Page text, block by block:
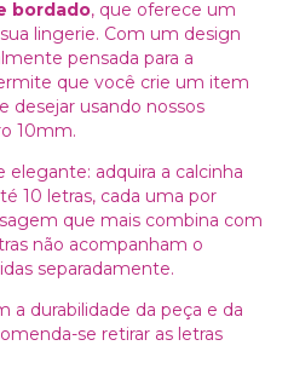
bordado, que oferece um
lingerie. Com um design
pensada para a
que você crie um item
desejar usando nossos
10mm.
elegante: adquira a calcinha
10 letras, cada uma por
que mais combina com
não acompanham o
separadamente.
a durabilidade da peça e da
se retirar as letras